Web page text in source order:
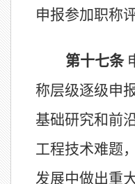
申报参加职称评
第十七条
称层级逐级申
基础研究和前
工程技术难题
发展中做出重